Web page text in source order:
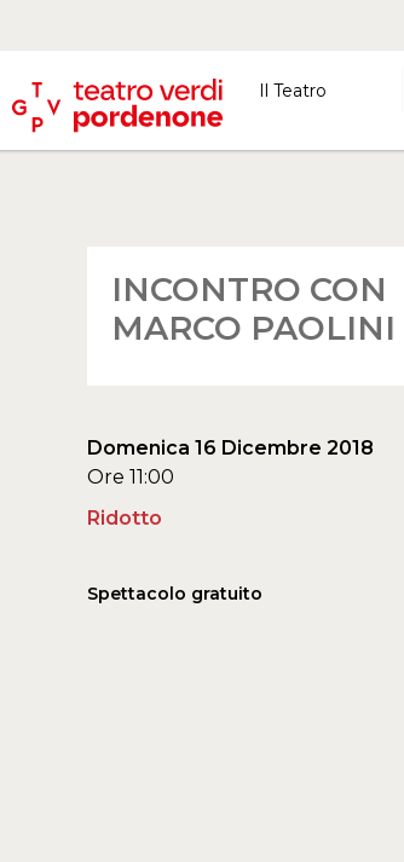
Il Teatro
INCONTRO CON
MARCO PAOLINI
Domenica 16 Dicembre 2018
Ore 11:00
Ridotto
Spettacolo gratuito